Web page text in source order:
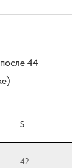
44
S
42